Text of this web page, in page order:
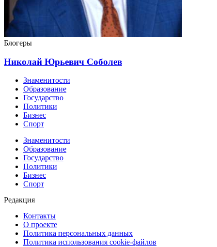
Блогеры
Николай Юрьевич Соболев
Знаменитости
Образование
Государство
Политики
Бизнес
Спорт
Знаменитости
Образование
Государство
Политики
Бизнес
Спорт
Редакция
Контакты
О проекте
Политика персональных данных
Политика использования cookie-файлов